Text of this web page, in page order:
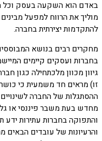
באדם הוא השקעה בעסק וכל
מוליך את הרווח למפעל מבינים
להתקדמות יצירתית בחברה.
מחקרים רבים בנושא
בחברות ועסקים קיימים
זו) מראים חד משמעית כי
ההסתגלות של החברה
מחדש בעת משבר פיננסי או
והתפוקה בחברות עתירות ידע
והרעיונות של עובדים